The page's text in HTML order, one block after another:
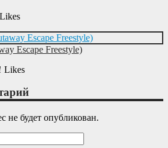
Likes
Escape Freestyle)
Likes
не будет опубликован.